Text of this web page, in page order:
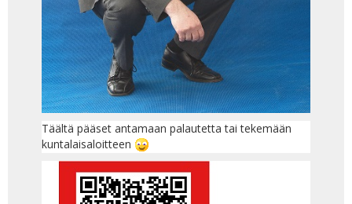
Täältä pääset antamaan palautetta tai tekemään
kuntalaisaloitteen